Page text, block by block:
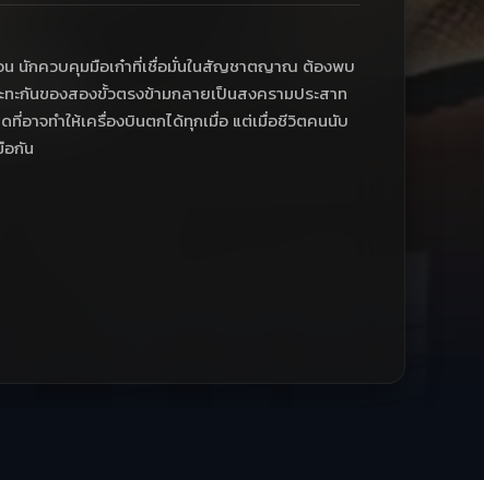
น นักควบคุมมือเก๋าที่เชื่อมั่นในสัญชาตญาณ ต้องพบ
ะกันของสองขั้วตรงข้ามกลายเป็นสงครามประสาท
อาจทำให้เครื่องบินตกได้ทุกเมื่อ แต่เมื่อชีวิตคนนับ
กัน